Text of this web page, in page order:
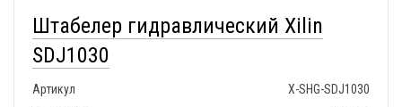
Штабелер гидравлический Xilin
SDJ1030
Артикул
X-SHG-SDJ1030